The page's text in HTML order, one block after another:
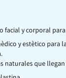
y corporal
y estètico para
naturales que